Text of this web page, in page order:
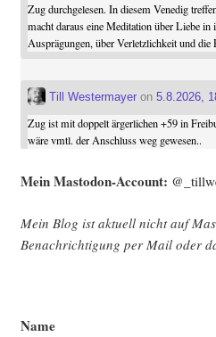
Zug durchgelesen. In diesem Venedig
macht daraus eine Meditation über Liebe in
Ausprägungen, über Verletzlichkeit und die
Till Westermayeron 5.8.2026,
Zug ist mit doppelt ärgerlichen +59 in
wäre vmtl. der Anschluss weg gewesen..
Mein Mast­o­don-Account:
Mein Blog ist aktu­ell nicht auf
Benach­rich­ti­gung per Mail oder
Name